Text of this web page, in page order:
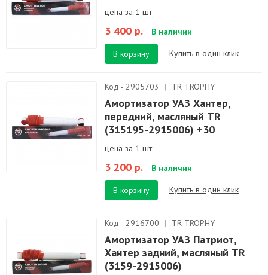
цена за 1 шт
3 400 р. В наличии
В корзину Купить в один клик
Код - 2905703 | TR TROPHY
Амортизатор УАЗ Хантер,
передний, масляный TR
(315195-2915006) +30
цена за 1 шт
3 200 р. В наличии
В корзину Купить в один клик
Код - 2916700 | TR TROPHY
Амортизатор УАЗ Патриот,
Хантер задний, масляный TR
(3159-2915006)